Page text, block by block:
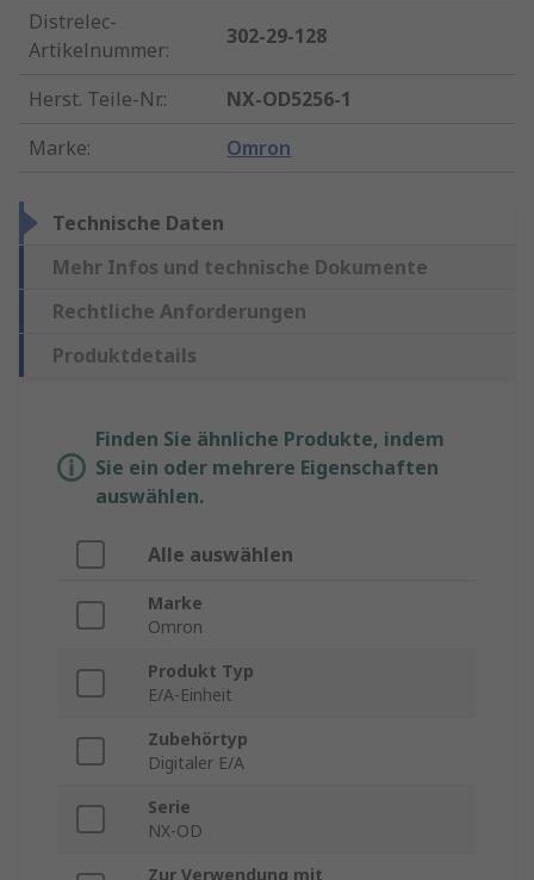
Distrelec-
Artikelnummer:
302-29-128
Herst. Teile-Nr.:
NX-OD5256-1
Marke: Omron
Technische Daten
Mehr Infos und technische Dokumente
Rechtliche Anforderungen
Produktdetails
Finden Sie ähnliche Produkte, indem
Sie ein oder mehrere Eigenschaften
auswählen.
Alle auswählen
Marke
Omron
Produkt Typ
E/A-Einheit
Zubehörtyp
Digitaler E/A
Serie
NX-OD
Zur Verwendung mit